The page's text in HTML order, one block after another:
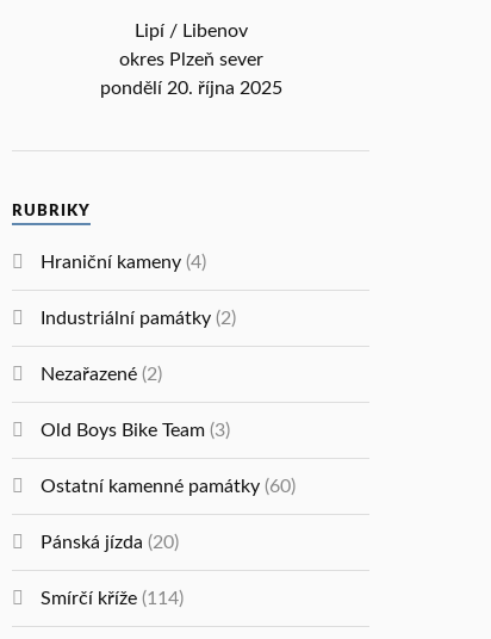
Lipí / Libenov
okres Plzeň sever
pondělí 20. října 2025
RUBRIKY
Hraniční kameny (4)
Industriální památky (2)
Nezařazené (2)
Old Boys Bike Team (3)
Ostatní kamenné památky (60)
Pánská jízda (20)
Smírčí kříže (114)